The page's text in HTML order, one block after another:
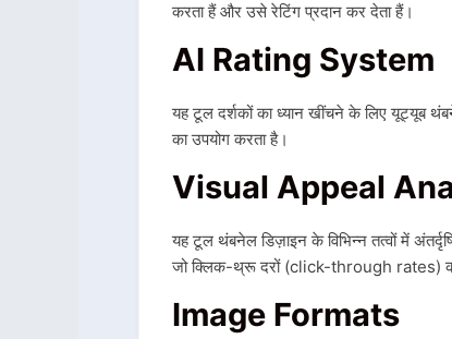
करता हैं और उसे रेटिंग प्रदान कर देता हैं।
AI Rating System
यह टूल दर्शकों का ध्यान खींचने के लिए यूट्यूब
का उपयोग करता है।
Visual Appeal
यह टूल थंबनेल डिज़ाइन के विभिन्न तत्वों में
जो क्लिक-थ्रू दरों (click-through rates)
Image Formats